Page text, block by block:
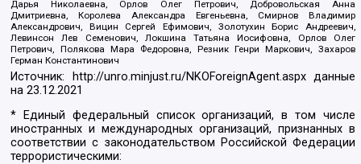
Дарья Николаевна, Орлов Олег Петрович, Добровольская Анна
Дмитриевна, Королева Александра Евгеньевна, Смирнов Владимир
Александрович, Вицин Сергей Ефимович, Золотухин Борис Андреевич,
Левинсон Лев Семенович, Локшина Татьяна Иосифовна, Орлов Олег
Петрович, Полякова Мара Федоровна, Резник Генри Маркович, Захаров
Герман Константинович
Источник: http://unro.minjust.ru/NKOForeignAgent.aspxданные
на23.12.2021
* Единый федеральный список организаций, в том числе
иностранных и международных организаций, признанных в
соответствии с законодательством Российской Федерации
террористическими: